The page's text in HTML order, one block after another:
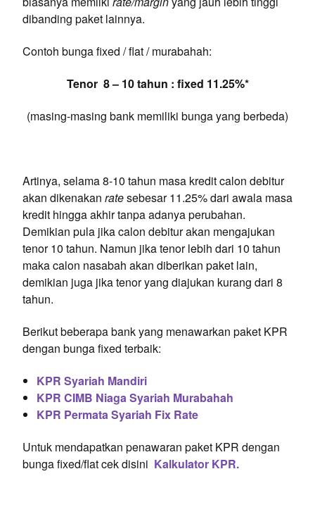
dibanding paket lainnya.
Contoh bunga fixed / flat / murabahah:
Tenor 8 – 10 tahun : fixed 11.25%*
(masing-masing bank memiliki bunga yang berbeda)
Artinya, selama 8-10 tahun masa kredit calon debitur
akan dikenakan ratesebesar 11.25% dari awala masa
kredit hingga akhir tanpa adanya perubahan.
Demikian pula jika calon debitur akan mengajukan
tenor 10 tahun. Namun jika tenor lebih dari 10 tahun
maka calon nasabah akan diberikan paket lain,
demikian juga jika tenor yang diajukan kurang dari 8
tahun.
Berikut beberapa bank yang menawarkan paket KPR
dengan bunga fixed terbaik:
KPR Syariah Mandiri
KPR CIMB Niaga Syariah Murabahah
KPR Permata Syariah Fix Rate
Untuk mendapatkan penawaran paket KPR dengan
bunga fixed/flat cek disini Kalkulator KPR.